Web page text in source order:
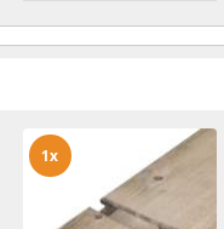
1x